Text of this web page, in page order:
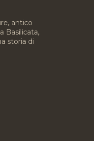
antico
Basilicata,
storia di